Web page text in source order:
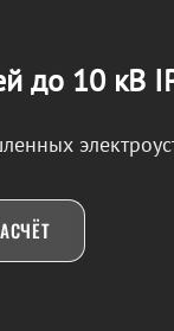
до 10 кВ